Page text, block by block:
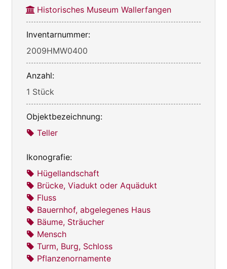
Historisches Museum Wallerfangen
Inventarnummer:
2009HMW0400
Anzahl:
1 Stück
Objektbezeichnung:
Teller
Ikonografie:
Hügellandschaft
Brücke, Viadukt oder Aquädukt
Fluss
Bauernhof, abgelegenes Haus
Bäume, Sträucher
Mensch
Turm, Burg, Schloss
Pflanzenornamente